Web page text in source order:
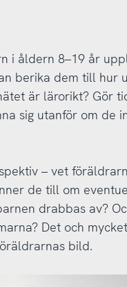
i åldern 8–19 år
berika dem till hur
är lärorikt? Gör
sig utanför om de
– vet
de till om
drabbas av?
Det och
bild.